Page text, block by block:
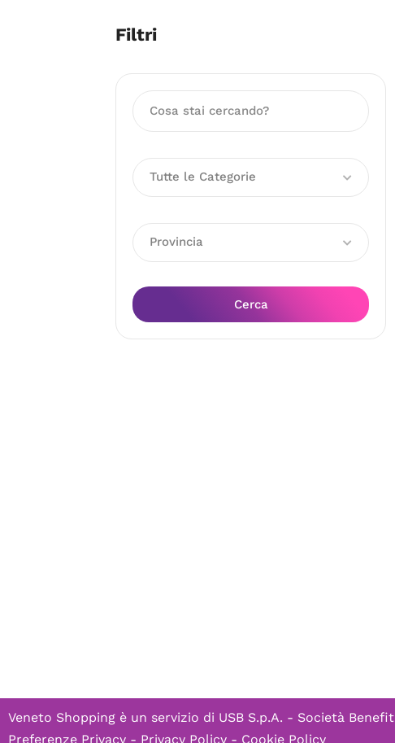
Filtri
Tutte le Categorie
Provincia
Cerca
Veneto Shopping è un servizio di USB S.p.A. - Società Benefit
Preferenze Privacy - Privacy Policy - Cookie Policy